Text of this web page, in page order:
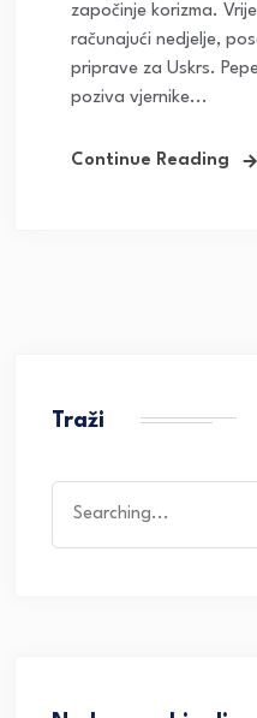
započinje korizma.
računajući nedjelje,
priprave za Uskrs.
poziva vjernike...
Continue Reading
Traži
for: